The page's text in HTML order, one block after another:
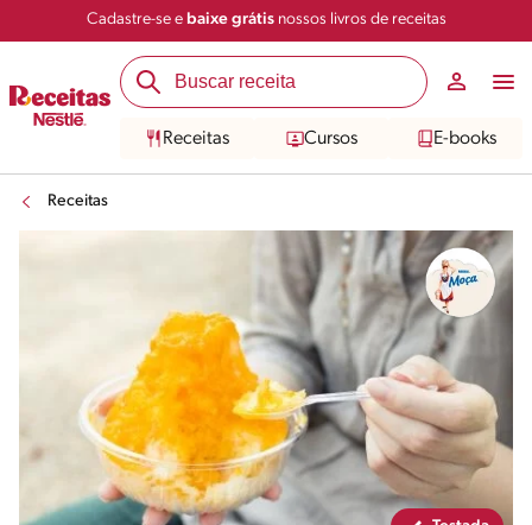
Cadastre-se e baixe grátisnossos livros de receitas
Receitas Cursos E-books
Receitas
Salvar Compartilhar